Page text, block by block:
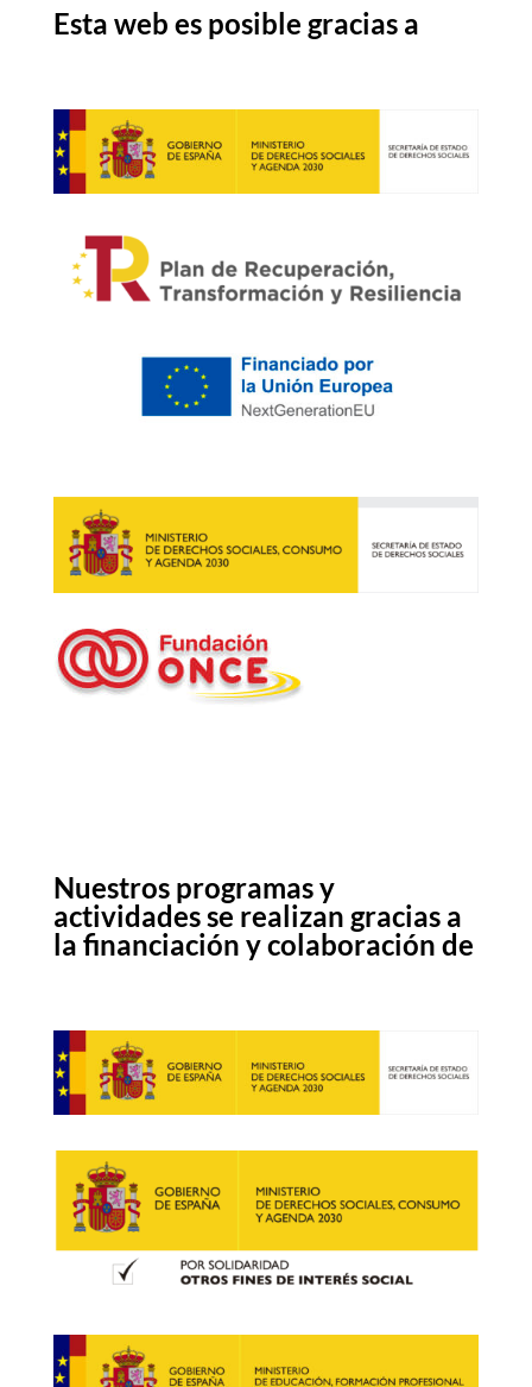
Esta web es posible gracias a
Nuestros programas y
actividades se realizan gracias a
la financiación y colaboración de